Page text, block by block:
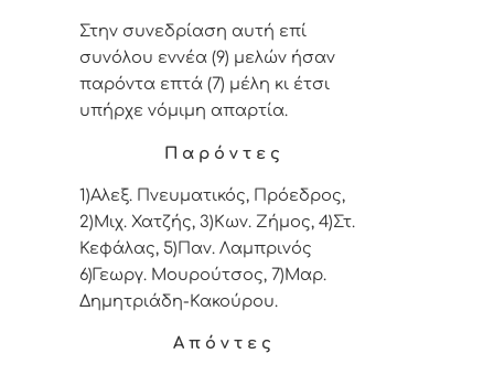
Στην συνεδρίαση αυτή επί
συνόλου εννέα (9) μελών ήσαν
παρόντα επτά (7) μέλη κι έτσι
υπήρχε νόμιμη απαρτία.
Π α ρ ό ν τ ε ς
1)Αλεξ. Πνευματικός, Πρόεδρος,
2)Μιχ. Χατζής, 3)Κων. Ζήμος, 4)Στ.
Κεφάλας, 5)Παν. Λαμπρινός
6)Γεωργ. Μουρούτσος, 7)Μαρ.
Δημητριάδη-Κακούρου.
Α π ό ν τ ε ς